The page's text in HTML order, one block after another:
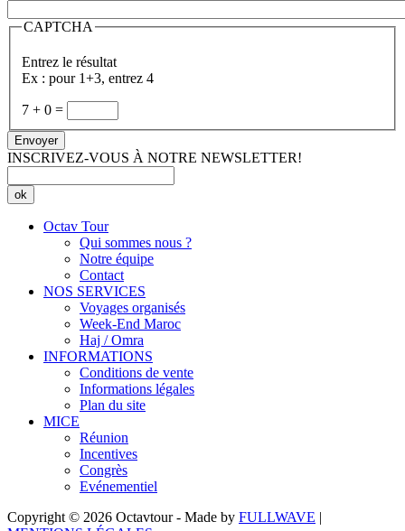
CAPTCHA
Entrez le résultat
Ex : pour 1+3, entrez 4
7 + 0 =
Envoyer
INSCRIVEZ-VOUS À NOTRE NEWSLETTER!
ok
Octav Tour
Qui sommes nous ?
Notre équipe
Contact
NOS SERVICES
Voyages organisés
Week-End Maroc
Haj / Omra
INFORMATIONS
Conditions de vente
Informations légales
Plan du site
MICE
Réunion
Incentives
Congrès
Evénementiel
Copyright © 2026 Octavtour - Made by FULLWAVE |